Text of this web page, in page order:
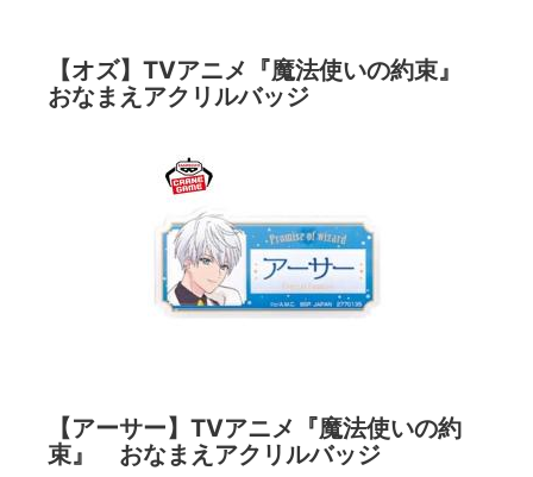
【オズ】TVアニメ『魔法使いの約束』
おなまえアクリルバッジ
【アーサー】TVアニメ『魔法使いの約
束』 おなまえアクリルバッジ